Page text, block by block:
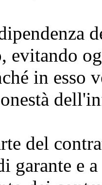
evitando
in esso
del
garante e